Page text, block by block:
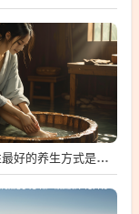
代表称女性最好的养生方式是保暖：可用干姜、红花、艾叶泡脚